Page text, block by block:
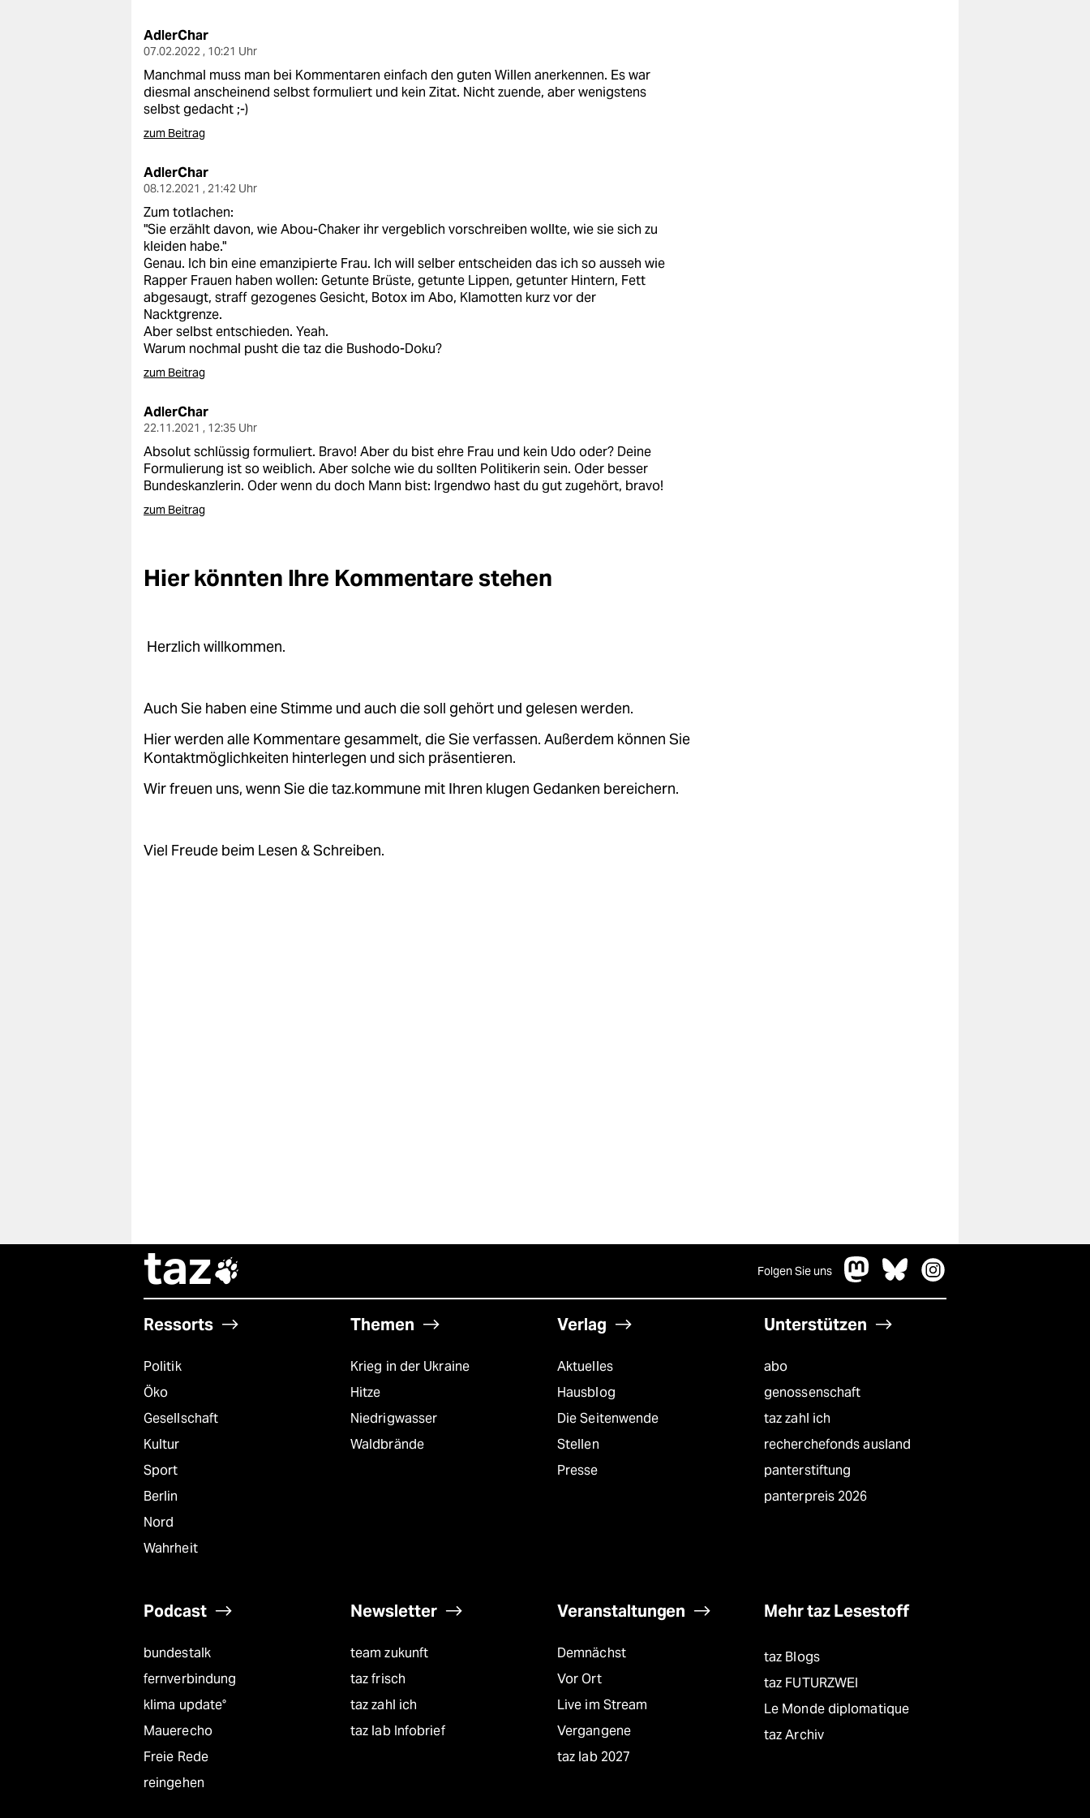
nord
wahrheit
verlag
verlag
veranstaltungen
shop
fragen & hilfe
unterstützen
abo
genossenschaft
epaper login
AdlerChar
07.02.2022 , 10:21 Uhr
Manchmal muss man bei Kommentaren einfach den guten Willen anerkennen. Es war
diesmal anscheinend selbst formuliert und kein Zitat. Nicht zuende, aber wenigstens
selbst gedacht ;-)
zum Beitrag
AdlerChar
08.12.2021 , 21:42 Uhr
Zum totlachen:
"Sie erzählt davon, wie Abou-Chaker ihr vergeblich vorschreiben wollte, wie sie sich zu
kleiden habe."
Genau. Ich bin eine emanzipierte Frau. Ich will selber entscheiden das ich so ausseh wie
Rapper Frauen haben wollen: Getunte Brüste, getunte Lippen, getunter Hintern, Fett
abgesaugt, straff gezogenes Gesicht, Botox im Abo, Klamotten kurz vor der
Nacktgrenze.
Aber selbst entschieden. Yeah.
Warum nochmal pusht die taz die Bushodo-Doku?
zum Beitrag
AdlerChar
22.11.2021 , 12:35 Uhr
Absolut schlüssig formuliert. Bravo! Aber du bist ehre Frau und kein Udo oder? Deine
Formulierung ist so weiblich. Aber solche wie du sollten Politikerin sein. Oder besser
Bundeskanzlerin. Oder wenn du doch Mann bist: Irgendwo hast du gut zugehört, bravo!
zum Beitrag
Hier könnten Ihre Kommentare stehen
Herzlich willkommen.
Auch Sie haben eine Stimme und auch die soll gehört und gelesen werden.
Hier werden alle Kommentare gesammelt, die Sie verfassen. Außerdem können Sie
Kontaktmöglichkeiten hinterlegen und sich präsentieren.
Wir freuen uns, wenn Sie die taz.kommune mit Ihren klugen Gedanken bereichern.
Viel Freude beim Lesen & Schreiben.
taz Folgen Sie uns
Ressorts
Politik
Öko
Gesellschaft
Kultur
Sport
Berlin
Nord
Wahrheit
Themen
Krieg in der Ukraine
Hitze
Niedrigwasser
Waldbrände
Verlag
Aktuelles
Hausblog
Die Seitenwende
Stellen
Presse
Unterstützen
abo
genossenschaft
taz zahl ich
recherchefonds ausland
panterstiftung
panterpreis 2026
Podcast
bundestalk
fernverbindung
klima update°
Mauerecho
Freie Rede
reingehen
Newsletter
team zukunft
taz frisch
taz zahl ich
taz lab Infobrief
Veranstaltungen
Demnächst
Vor Ort
Live im Stream
Vergangene
taz lab 2027
Mehr taz Lesestoff
taz Blogs
taz FUTURZWEI
Le Monde diplomatique
taz Archiv